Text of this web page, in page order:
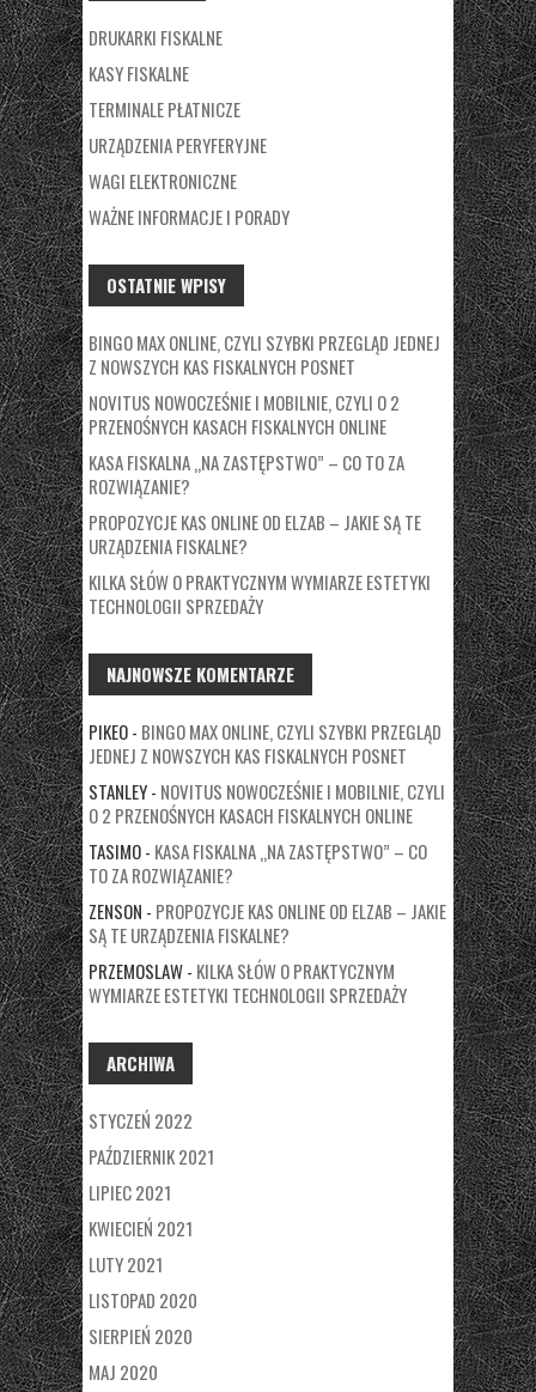
DRUKARKI FISKALNE
KASY FISKALNE
TERMINALE PŁATNICZE
URZĄDZENIA PERYFERYJNE
WAGI ELEKTRONICZNE
WAŻNE INFORMACJE I PORADY
OSTATNIE WPISY
BINGO MAX ONLINE, CZYLI SZYBKI PRZEGLĄD JEDNEJ
Z NOWSZYCH KAS FISKALNYCH POSNET
NOVITUS NOWOCZEŚNIE I MOBILNIE, CZYLI O 2
PRZENOŚNYCH KASACH FISKALNYCH ONLINE
KASA FISKALNA „NA ZASTĘPSTWO” – CO TO ZA
ROZWIĄZANIE?
PROPOZYCJE KAS ONLINE OD ELZAB – JAKIE SĄ TE
URZĄDZENIA FISKALNE?
KILKA SŁÓW O PRAKTYCZNYM WYMIARZE ESTETYKI
TECHNOLOGII SPRZEDAŻY
NAJNOWSZE KOMENTARZE
PIKEO- BINGO MAX ONLINE, CZYLI SZYBKI PRZEGLĄD
JEDNEJ Z NOWSZYCH KAS FISKALNYCH POSNET
STANLEY- NOVITUS NOWOCZEŚNIE I MOBILNIE, CZYLI
O 2 PRZENOŚNYCH KASACH FISKALNYCH ONLINE
TASIMO- KASA FISKALNA „NA ZASTĘPSTWO” – CO
TO ZA ROZWIĄZANIE?
ZENSON - PROPOZYCJE KAS ONLINE OD ELZAB – JAKIE
SĄ TE URZĄDZENIA FISKALNE?
PRZEMOSLAW- KILKA SŁÓW O PRAKTYCZNYM
WYMIARZE ESTETYKI TECHNOLOGII SPRZEDAŻY
ARCHIWA
STYCZEŃ 2022
PAŹDZIERNIK 2021
LIPIEC 2021
KWIECIEŃ 2021
LUTY 2021
LISTOPAD 2020
SIERPIEŃ 2020
MAJ 2020